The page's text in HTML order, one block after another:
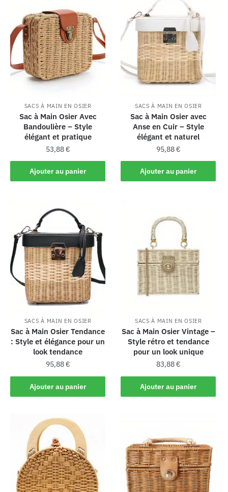
SACS À MAIN EN OSIER
Sac à Main Osier Avec
Bandoulière – Style
élégant et pratique
53,88€
Ajouter au panier
SACS À MAIN EN OSIER
Sac à Main Osier avec
Anse en Cuir – Style
élégant et naturel
95,88€
Ajouter au panier
SACS À MAIN EN OSIER
Sac à Main Osier Tendance
: Style et élégance pour un
look tendance
95,88€
Ajouter au panier
SACS À MAIN EN OSIER
Sac à Main Osier Vintage –
Style rétro et tendance
pour un look unique
83,88€
Ajouter au panier